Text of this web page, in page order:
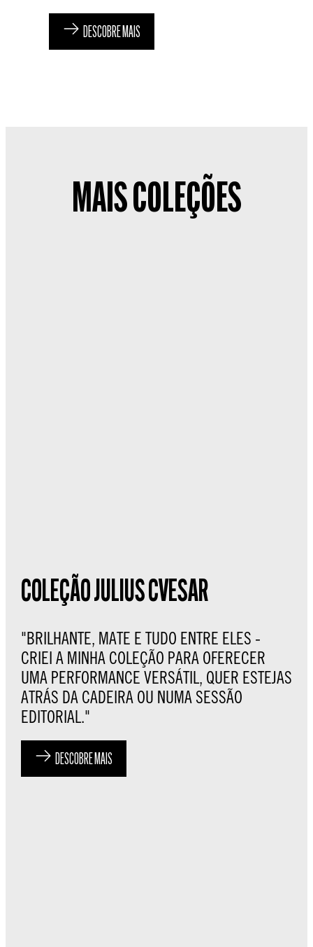
DESCOBRE MAIS
MAIS COLEÇÕES
COLEÇÃO JULIUS CVESAR
"BRILHANTE, MATE E TUDO ENTRE ELES -
CRIEI A MINHA COLEÇÃO PARA OFERECER
UMA PERFORMANCE VERSÁTIL, QUER ESTEJAS
ATRÁS DA CADEIRA OU NUMA SESSÃO
EDITORIAL."
DESCOBRE MAIS